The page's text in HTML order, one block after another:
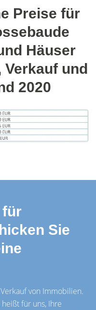
Preise für
Häuser
und
2020
für
Sie
von Immobilien.
für uns, Ihre